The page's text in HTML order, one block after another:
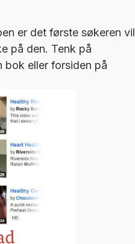
er det første søkeren vil
på den. Tenk på
bok eller forsiden på